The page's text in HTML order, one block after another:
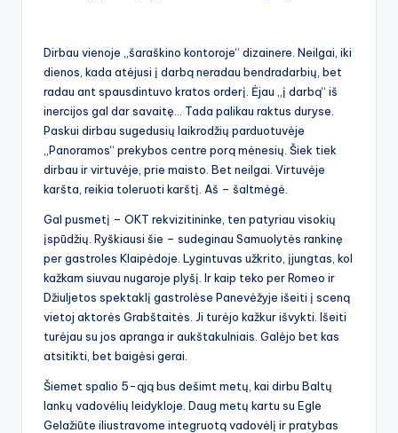
Dirbau vienoje „šaraškino kontoroje“ dizainere. Neilgai, iki
dienos, kada atėjusi į darbą neradau bendradarbių, bet
radau ant spausdintuvo kratos orderį. Ėjau „į darbą“ iš
inercijos gal dar savaitę… Tada palikau raktus duryse.
Paskui dirbau sugedusių laikrodžių parduotuvėje
„Panoramos“ prekybos centre porą mėnesių. Šiek tiek
dirbau ir virtuvėje, prie maisto. Bet neilgai. Virtuvėje
karšta, reikia toleruoti karštį. Aš – šaltmėgė.
Gal pusmetį – OKT rekvizitininke, ten patyriau visokių
įspūdžių. Ryškiausi šie – sudeginau Samuolytės rankinę
per gastroles Klaipėdoje. Lygintuvas užkrito, įjungtas, kol
kažkam siuvau nugaroje plyšį. Ir kaip teko per Romeo ir
Džiuljetos spektaklį gastrolėse Panevėžyje išeiti į sceną
vietoj aktorės Grabštaitės. Ji turėjo kažkur išvykti. Išeiti
turėjau su jos apranga ir aukštakulniais. Galėjo bet kas
atsitikti, bet baigėsi gerai.
Šiemet spalio 5-ąją bus dešimt metų, kai dirbu Baltų
lankų vadovėlių leidykloje. Daug metų kartu su Egle
Gelažiūte iliustravome integruotą vadovėlį ir pratybas